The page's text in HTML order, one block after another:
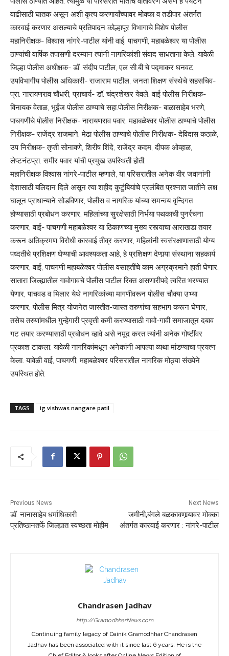
वाढीसाठी घातक असून अशी कृत्य करणार्यांच्यावर मोक्का व तडीपार अंतर्गत
कारवाई करणार असल्याचे प्रतिपादन कोल्हापूर विभागाचे विशेष पोलीस
महानिरीक्षक- विश्वास नांगरे-पाटील यांनी वाई, पाचगणी, महाबळेश्वर या पोलीस
ठाण्यांची वार्षिक तपासणी दरम्यान त्यांनी नागरिकांशी संवाद साधताना केले. यावेळी
जिल्हा पोलीस अधीक्षक- डॉ. संदीप पाटील, एल सी.बी.चे पद्माकर घनवट,
उपविभागीय पोलीस अधिकारी- राजाराम पाटील, जनता शिक्षण संस्थेचे सहसचिव-
प्रा. नारायणराव चौधरी, प्राचार्य- डॉ. चंद्रशेखर येवले, वाई पोलीस निरीक्षक-
विनायक वेताळ, भुईंज पोलीस ठाण्याचे सहा.पोलीस निरीक्षक- बाळासाहेब भरणे,
पाचगणीचे पोलीस निरीक्षक- नारायणराव पवार, महाबळेश्वर पोलीस ठाण्याचे पोलीस
निरीक्षक- राजेंद्र राजमाने, मेढा पोलीस ठाण्याचे पोलीस निरीक्षक- देविदास कठाळे,
उप निरीक्षक- तृप्ती सोनावणे, शिरीष शिंदे, राजेंद्र कदम, दीपक ओव्हाळ,
लेप्टनंटप्रा. समीर पवार यांची प्रमुख उपस्थिती होती.
महानिरीक्षक विश्वास नांगरे-पाटील म्हणाले, या परिसरातील अनेक वीर जवानांनी
देशासाठी बलिदान दिले असून त्या शहीद कुटुंबियांचे प्रलंबित प्रश्नात जातीने लक्ष
घालून प्राधान्याने सोडविणार, पोलीस व नागरिक यांच्या समन्वय वृन्दिगत
होण्यासाठी प्रबोधन करणार, महिलांच्या सुरक्षेसाठी निर्भया पथकाची पुनर्रचना
करणार, वाई- पाचगणी महाबळेश्वर या ठिकाणच्या मुख्य रस्त्याचा आराखडा तयार
करून अतिक्रमण विरोधी कारवाई तीव्र करणार, महिलांनी स्वसंरक्षाणासाठी योग्य
पध्दतीचे प्रशिक्षण घेण्याची आवश्यकता आहे, हे प्रशिक्षण देणार्‍या संस्थाना सहकार्य
करणार, वाई, पाचगणी महाबळेश्वर पोलीस वसाहतींचे काम अग्रक्रमाने हाती घेणार,
सातारा जिल्ह्यातील गावोगावचे पोलीस पाटील रिक्त असणारीपदे त्वरित भरण्यात
येणार, पाचवड व भिलार येथे नागरिकांच्या मागणीवरून पोलीस चौक्या उभ्या
करणार, पोलीस मित्र योजनेत जास्तीत-जास्त तरुणांचा सहभाग करून घेणार,
तसेच तरुणांमधील गुन्हेगारी प्रवृत्ती कमी करण्यासाठी गावो-गावी समाजातून दबाव
गट तयार करण्यासाठी प्रबोधन व्हावे असे नमूद करत त्यांनी अनेक गोष्टींवर
प्रकाश टाकला. यावेळी नागरिकांमधून अनेकांनी आपल्या व्यथा मांडण्याचा प्रयत्न
केला. यावेळी वाई, पाचगणी, महाबळेश्वर परिसरातील नागरिक मोठ्या संख्येने
उपस्थित होते.
TAGS ig vishwas nangare patil
Previous News
डॉ. नानासाहेब धर्माधिकारी
प्रतिष्ठानतर्फे जिल्ह्यात स्वच्छता मोहीम
Next News
जमीनी,बंगले बळकावणार्‍यावर मोक्का
अंतर्गत कारवाई करणार : नांगरे-पाटील
Chandrasen Jadhav
http://GramodhharNews.com
Continuing family legacy of Dainik Gramodhhar Chandrasen
Jadhav has been associated with it since last 6 years. He is the